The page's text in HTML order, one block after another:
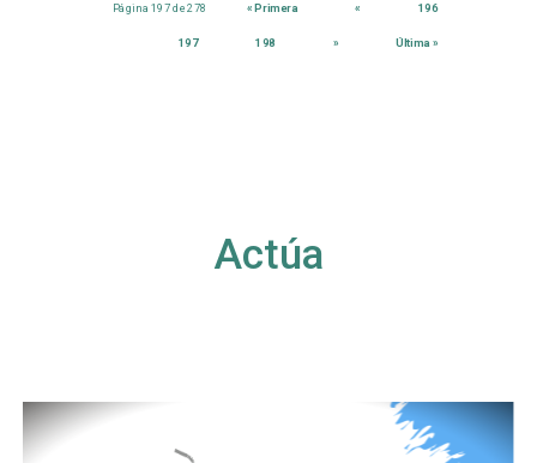
Página 197 de 278 « Primera « 196
197 198 » Última »
Actúa